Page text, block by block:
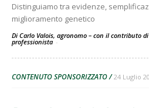
Distinguiamo tra evidenze,
miglioramento genetico
Di Carlo Valois, agronomo – con il contributo
professionista -
CONTENUTO SPONSORIZZATO 24 Luglio